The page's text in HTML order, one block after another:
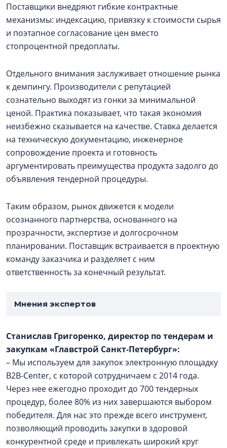
Поставщики внедряют гибкие контрактные
механизмы: индексацию, привязку к стоимости сырья
и поэтапное согласование цен вместо
стопроцентной предоплаты.
Отдельного внимания заслуживает отношение рынка
к демпингу. Производители с репутацией
сознательно выходят из гонки за минимальной
ценой. Практика показывает, что такая экономия
неизбежно сказывается на качестве. Ставка делается
на техническую документацию, инженерное
сопровождение проекта и готовность
аргументировать преимущества продукта задолго до
объявления тендерной процедуры.
Таким образом, рынок движется к модели
осознанного партнерства, основанного на
прозрачности, экспертизе и долгосрочном
планировании. Поставщик встраивается в проектную
команду заказчика и разделяет с ним
ответственность за конечный результат.
Мнения экспертов
Станислав Григоренко, директор по тендерам и
закупкам «Главстрой Санкт-Петербург»:
– Мы используем для закупок электронную площадку
B2B-Center, с которой сотрудничаем с 2014 года.
Через нее ежегодно проходит до 700 тендерных
процедур, более 80% из них завершаются выбором
победителя. Для нас это прежде всего инструмент,
позволяющий проводить закупки в здоровой
конкурентной среде и привлекать широкий круг